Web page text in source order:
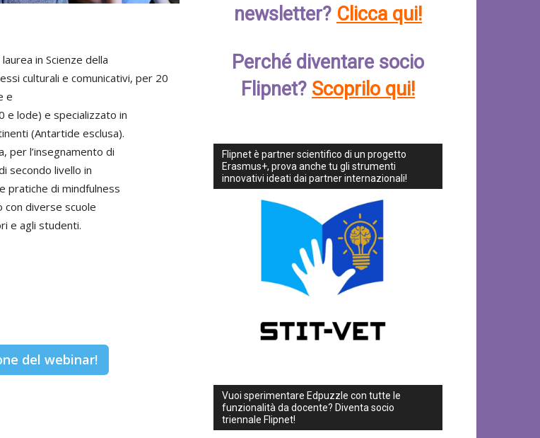
capovolte
in Scienze della
culturali e comunicativi, per 20
e
e lode) e specializzato in
(Antartide esclusa).
per l’insegnamento di
secondo livello in
pratiche di mindfulness
con diverse scuole
e agli studenti.
del webinar!
newsletter? Clicca qui!
Perché diventare socio
Flipnet? Scoprilo qui!
Flipnet è partner scientifico di un progetto
Erasmus+, prova anche tu gli strumenti
innovativi ideati dai partner internazionali!
Vuoi sperimentare Edpuzzle con tutte le
funzionalità da docente? Diventa socio
triennale Flipnet!